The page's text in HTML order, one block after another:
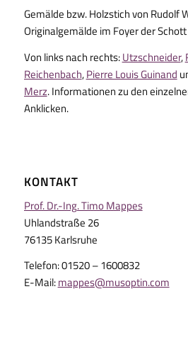
Gemälde bzw. Holzstich von Rudolf
Originalgemälde im Foyer der Schott
Von links nach rechts:Utzschneider,
Reichenbach,Pierre Louis Guinand
Merz. Informationen zu den
Anklicken.
KONTAKT
Prof. Dr.-Ing. Timo Mappes
Uhlandstraße 26
76135 Karlsruhe
Telefon: 01520 – 1600832
E-Mail:mappes@musoptin.com